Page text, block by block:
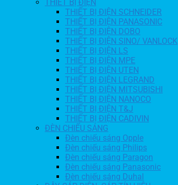
THIẾT BỊ ĐIỆN
THIẾT BỊ ĐIỆN SCHNEIDER
THIẾT BỊ ĐIỆN PANASONIC
THIẾT BỊ ĐIỆN DOBO
THIẾT BỊ ĐIỆN SINO/ VANLOCK
THIẾT BỊ ĐIỆN LS
THIẾT BỊ ĐIỆN MPE
THIẾT BỊ ĐIỆN UTEN
THIẾT BỊ ĐIỆN LEGRAND
THIẾT BỊ ĐIỆN MITSUBISHI
THIẾT BỊ ĐIỆN NANOCO
THIẾT BỊ ĐIỆN T&J
THIẾT BỊ ĐIỆN CADIVIN
ĐÈN CHIẾU SÁNG
Đèn chiếu sáng Opple
Đèn chiếu sáng Philips
Đèn chiếu sáng Paragon
Đèn chiếu sáng Panasonic
Đèn chiếu sáng Duhal